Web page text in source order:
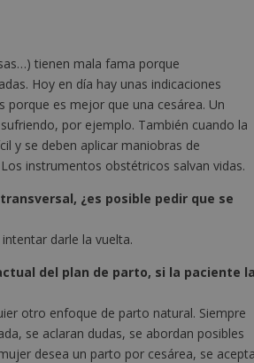
tienen mala fama porque
Hoy en día hay unas indicaciones
es mejor que una cesárea. Un
por ejemplo. También cuando la
y se deben aplicar maniobras de
instrumentos obstétricos salvan vidas.
¿es posible pedir que se
darle la vuelta.
del plan de parto, si la paciente
otro enfoque de parto natural. Siempre
se aclaran dudas, se abordan posibles
desea un parto por cesárea, se